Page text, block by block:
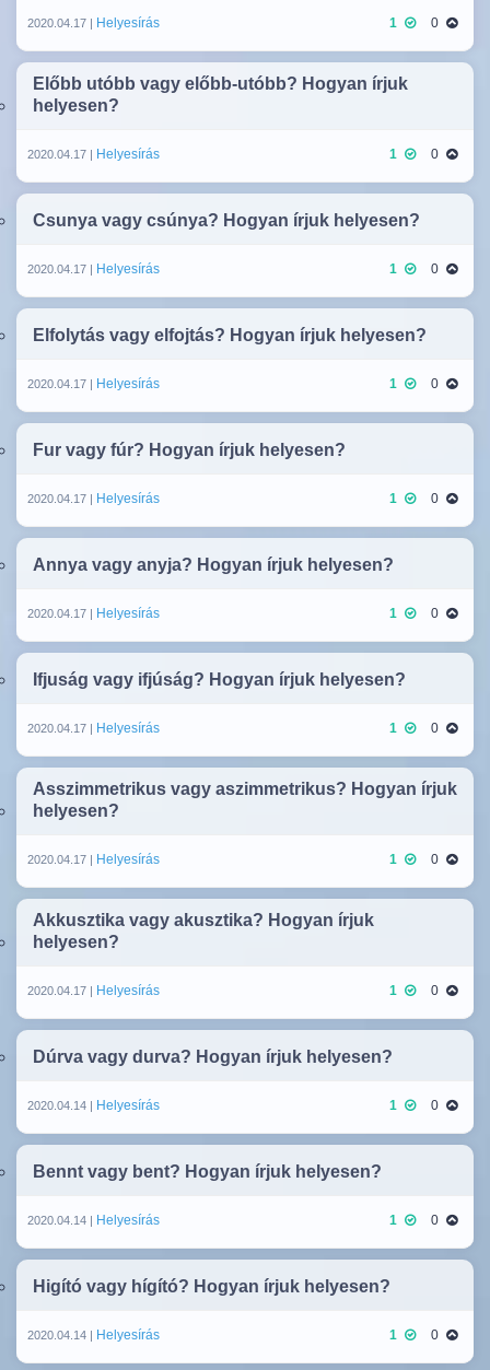
2020.04.17 | Helyesírás 1 0
Előbb utóbb vagy előbb-utóbb? Hogyan írjuk
helyesen?
2020.04.17 | Helyesírás 1 0
Csunya vagy csúnya? Hogyan írjuk helyesen?
2020.04.17 | Helyesírás 1 0
Elfolytás vagy elfojtás? Hogyan írjuk helyesen?
2020.04.17 | Helyesírás 1 0
Fur vagy fúr? Hogyan írjuk helyesen?
2020.04.17 | Helyesírás 1 0
Annya vagy anyja? Hogyan írjuk helyesen?
2020.04.17 | Helyesírás 1 0
Ifjuság vagy ifjúság? Hogyan írjuk helyesen?
2020.04.17 | Helyesírás 1 0
Asszimmetrikus vagy aszimmetrikus? Hogyan írjuk
helyesen?
2020.04.17 | Helyesírás 1 0
Akkusztika vagy akusztika? Hogyan írjuk
helyesen?
2020.04.17 | Helyesírás 1 0
Dúrva vagy durva? Hogyan írjuk helyesen?
2020.04.14 | Helyesírás 1 0
Bennt vagy bent? Hogyan írjuk helyesen?
2020.04.14 | Helyesírás 1 0
Higító vagy hígító? Hogyan írjuk helyesen?
2020.04.14 | Helyesírás 1 0